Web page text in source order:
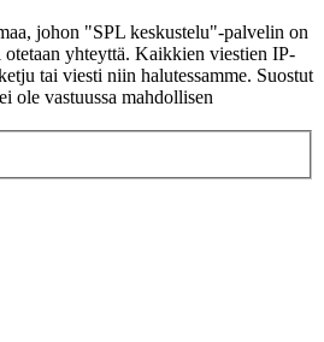
johon "SPL keskustelu"-palvelin on
yhteyttä. Kaikkien viestien IP-
tai viesti niin halutessamme. Suostut
ole vastuussa mahdollisen